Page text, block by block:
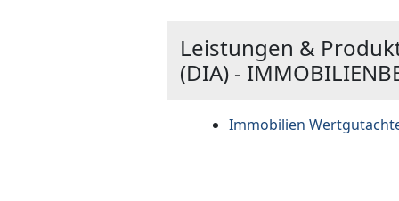
Leistungen &
(DIA) -
Immobilien